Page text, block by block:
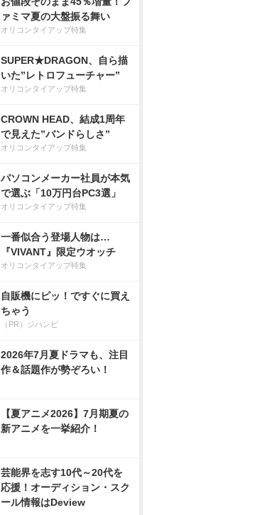
ァミマ夏の大盤振る舞い
オリコンタイアップ特集
SUPER★DRAGON、自ら描
いた”レトロフューチャー”
オリコンタイアップ特集
CROWN HEAD、結成1周年
で見えた”バンドらしさ”
オリコンタイアップ特集
パソコンメーカー社員が本気
で選ぶ「10万円台PC3選」
オリコンタイアップ特集
一番似合う登場人物は…
『VIVANT』限定ウオッチ
オリコンタイアップ特集
自販機にピッ！ですぐに買え
ちゃう
（PR）ジハンピ
2026年7月夏ドラマも、注目
作＆話題作が勢ぞろい！
【夏アニメ2026】7月期夏の
新アニメを一挙紹介！
芸能界を志す10代～20代を
応援！オーディション・スク
ール情報はDeview